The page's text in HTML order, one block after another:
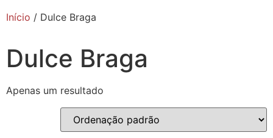
Início / Dulce Braga
Dulce Braga
Apenas um resultado